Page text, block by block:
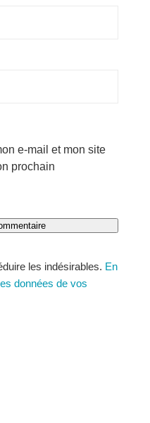
e-mail et mon site
prochain
les indésirables. En
données de vos